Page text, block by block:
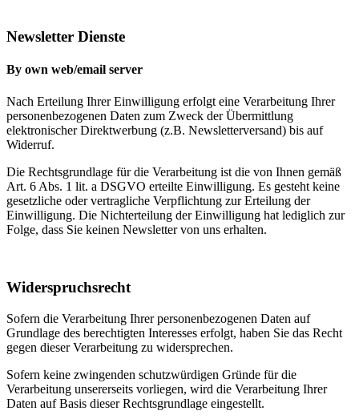
Newsletter Dienste
By own web/email server
Nach Erteilung Ihrer Einwilligung erfolgt eine Verarbeitung Ihrer
personenbezogenen Daten zum Zweck der Übermittlung
elektronischer Direktwerbung (z.B. Newsletterversand) bis auf
Widerruf.
Die Rechtsgrundlage für die Verarbeitung ist die von Ihnen gemäß
Art. 6 Abs. 1 lit. a DSGVO erteilte Einwilligung. Es gesteht keine
gesetzliche oder vertragliche Verpflichtung zur Erteilung der
Einwilligung. Die Nichterteilung der Einwilligung hat lediglich zur
Folge, dass Sie keinen Newsletter von uns erhalten.
Widerspruchsrecht
Sofern die Verarbeitung Ihrer personenbezogenen Daten auf
Grundlage des berechtigten Interesses erfolgt, haben Sie das Recht
gegen dieser Verarbeitung zu widersprechen.
Sofern keine zwingenden schutzwürdigen Gründe für die
Verarbeitung unsererseits vorliegen, wird die Verarbeitung Ihrer
Daten auf Basis dieser Rechtsgrundlage eingestellt.